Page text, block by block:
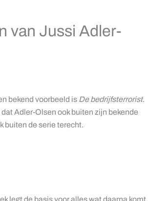
van Jussi Adler-
bekend voorbeeld is De bedrijfsterrorist.
Adler-Olsen ook buiten zijn bekende
buiten de serie terecht.
legt de basis voor alles wat daarna komt.